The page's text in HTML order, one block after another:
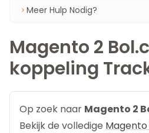
Meer Hulp Nodig?
Magento 2
koppeling
Op zoek naar Magento 2
Bekijk de volledige